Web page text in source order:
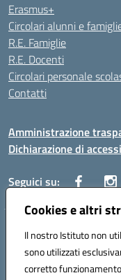
Cookies e altri
Il nostro Istituto non
sono utilizzati
corretto
Erasmus+
Circolari alunni e
R.E. Famiglie
R.E. Docenti
Circolari personale
Contatti
Amministrazione
Dichiarazione di
Seguici su:
VIALE ITALIA , 13 91011
Codice univoco ufficio:
Mail: